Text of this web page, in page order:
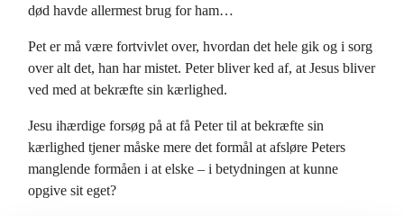
død havde allermest brug for ham…
Pet er må være fortvivlet over, hvordan det hele gik og i sorg
over alt det, han har mistet. Peter bliver ked af, at Jesus bliver
ved med at bekræfte sin kærlighed.
Jesu ihærdige forsøg på at få Peter til at bekræfte sin
kærlighed tjener måske mere det formål at afsløre Peters
manglende formåen i at elske – i betydningen at kunne
opgive sit eget?